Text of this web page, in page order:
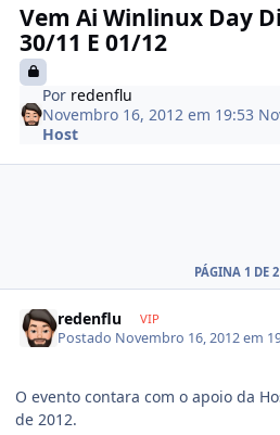
Vem Ai Winlinux Day
30/11 E 01/12
Por redenflu
Novembro 16, 2012 em 19:53
Host
PÁGINA 1 DE 2
redenflu VIP
Postado Novembro 16, 2012 em
O evento contara com o apoio da
de 2012.